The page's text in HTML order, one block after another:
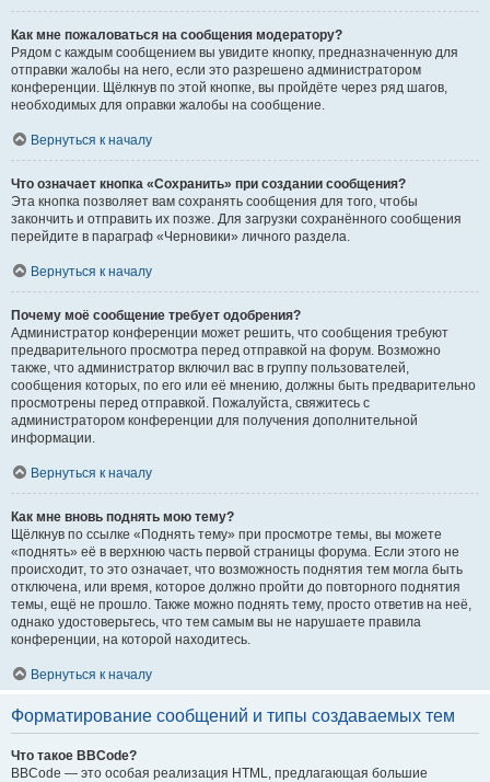
Как мне пожаловаться на сообщения модератору?
Рядом с каждым сообщением вы увидите кнопку, предназначенную для
отправки жалобы на него, если это разрешено администратором
конференции. Щёлкнув по этой кнопке, вы пройдёте через ряд шагов,
необходимых для оправки жалобы на сообщение.
Вернуться к началу
Что означает кнопка «Сохранить» при создании сообщения?
Эта кнопка позволяет вам сохранять сообщения для того, чтобы
закончить и отправить их позже. Для загрузки сохранённого сообщения
перейдите в параграф «Черновики» личного раздела.
Вернуться к началу
Почему моё сообщение требует одобрения?
Администратор конференции может решить, что сообщения требуют
предварительного просмотра перед отправкой на форум. Возможно
также, что администратор включил вас в группу пользователей,
сообщения которых, по его или её мнению, должны быть предварительно
просмотрены перед отправкой. Пожалуйста, свяжитесь с
администратором конференции для получения дополнительной
информации.
Вернуться к началу
Как мне вновь поднять мою тему?
Щёлкнув по ссылке «Поднять тему» при просмотре темы, вы можете
«поднять» её в верхнюю часть первой страницы форума. Если этого не
происходит, то это означает, что возможность поднятия тем могла быть
отключена, или время, которое должно пройти до повторного поднятия
темы, ещё не прошло. Также можно поднять тему, просто ответив на неё,
однако удостоверьтесь, что тем самым вы не нарушаете правила
конференции, на которой находитесь.
Вернуться к началу
Форматирование сообщений и типы создаваемых тем
Что такое BBCode?
BBCode — это особая реализация HTML, предлагающая большие